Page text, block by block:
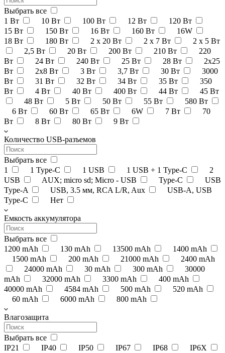
Выбрать все
1 Вт
10 Вт 100 Вт 12 Вт
120 Вт
15 Вт
150 Вт 16 Вт 160 Вт
16W
18 Вт
180 Вт 2 x 20 Вт 2 x 7 Вт
2 х 5 Вт
2,5 Вт
20 Вт 200 Вт 210 Вт
220
Вт
24 Вт 240 Вт 25 Вт 28 Вт
2x25
Вт
2х8 Вт 3 Вт 3,7 Вт 30 Вт
3000
Вт
31 Вт 32 Вт 34 Вт 35 Вт
350
Вт
4 Вт 40 Вт 400 Вт 44 Вт
45 Вт
48 Вт
5 Вт 50 Вт 55 Вт
580 Вт
6 Вт
60 Вт 65 Вт 6W 7 Вт
70
Вт
8 Вт 80 Вт 9 Вт
Количество USB-разъемов
Выбрать все
1
1 Type-C 1 USB 1 USB + 1 Type-C
2
USB
AUX; micro sd; Micro - USB Type-C
USB
Type-A
USB, 3.5 мм, RCA L/R, Aux
USB-A, USB
Type-C
Нет
Емкость аккумулятора
Выбрать все
1200 mAh
130 mAh 13500 mAh
1400 mAh
1500 mAh
200 mAh 21000 mAh
2400 mAh
24000 mAh
30 mAh 300 mAh
30000
mAh
32000 mAh 3300 mAh
400 mAh
40000 mAh
4584 mAh 500 mAh
520 mAh
60 mAh
6000 mAh 800 mAh
Влагозащита
Выбрать все
IP21
IP40 IP50 IP67 IP68
IP6X